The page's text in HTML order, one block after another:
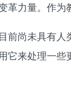
力量。作
尚未具有
来处理一